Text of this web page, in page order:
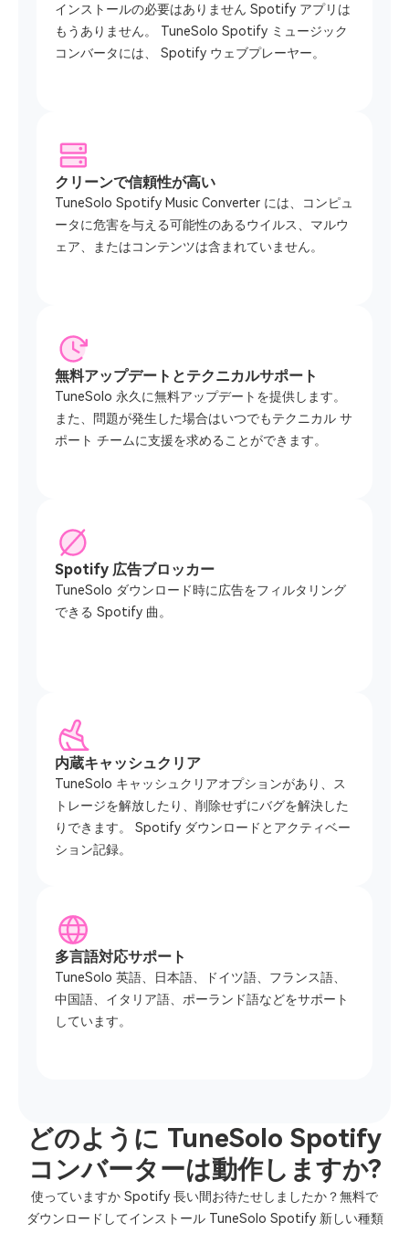
インストールの必要はありません Spotify アプリは
もうありません。 TuneSolo Spotify ミュージック
コンバータには、 Spotify ウェブプレーヤー。
クリーンで信頼性が高い
TuneSolo Spotify Music Converter には、コンピュ
ータに危害を与える可能性のあるウイルス、マルウ
ェア、またはコンテンツは含まれていません。
無料アップデートとテクニカルサポート
TuneSolo 永久に無料アップデートを提供します。
また、問題が発生した場合はいつでもテクニカル サ
ポート チームに支援を求めることができます。
Spotify 広告ブロッカー
TuneSolo ダウンロード時に広告をフィルタリング
できる Spotify 曲。
内蔵キャッシュクリア
TuneSolo キャッシュクリアオプションがあり、ス
トレージを解放したり、削除せずにバグを解決した
りできます。 Spotify ダウンロードとアクティベー
ション記録。
多言語対応サポート
TuneSolo 英語、日本語、ドイツ語、フランス語、
中国語、イタリア語、ポーランド語などをサポート
しています。
どのように TuneSolo Spotify
コンバーターは動作しますか?
使っていますか Spotify 長い間お待たせしましたか？無料で
ダウンロードしてインストール TuneSolo Spotify 新しい種類